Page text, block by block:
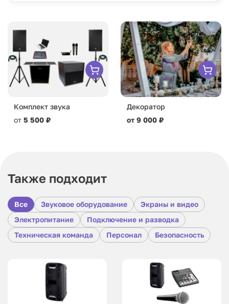
Комплект звука
от 5 500 ₽
Декоратор
от 9 000 ₽
Также подходит
Все Звуковое оборудование
Экраны и видео
Электропитание
Подключение и разводка
Техническая команда
Персонал Безопасность